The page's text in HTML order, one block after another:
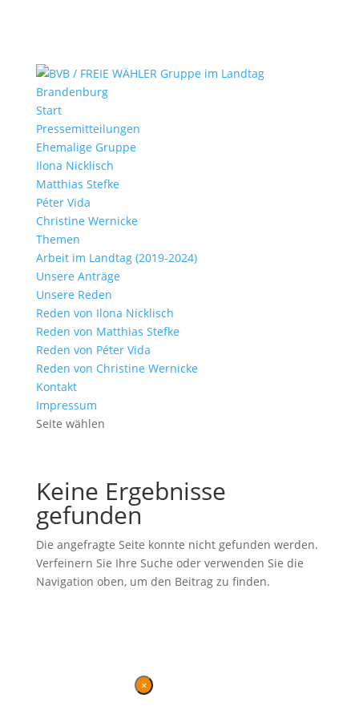
Start
Pressemitteilungen
Ehemalige Gruppe
Ilona Nicklisch
Matthias Stefke
Péter Vida
Christine Wernicke
Themen
Arbeit im Landtag (2019-2024)
Unsere Anträge
Unsere Reden
Reden von Ilona Nicklisch
Reden von Matthias Stefke
Reden von Péter Vida
Reden von Christine Wernicke
Kontakt
Impressum
Seite wählen
Keine Ergebnisse
gefunden
Die angefragte Seite konnte nicht gefunden werden.
Verfeinern Sie Ihre Suche oder verwenden Sie die
Navigation oben, um den Beitrag zu finden.
×